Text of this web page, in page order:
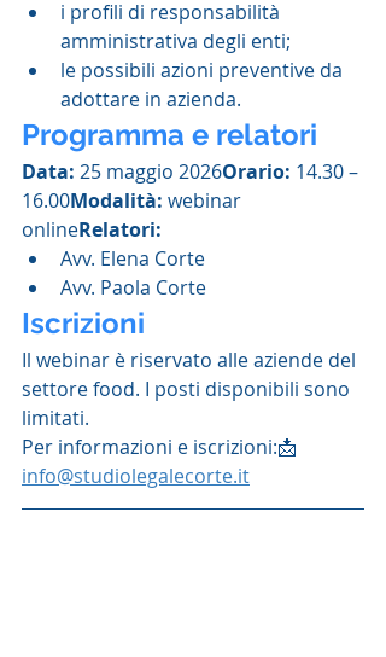
i profili di responsabilità
amministrativa degli enti;
le possibili azioni preventive da
adottare in azienda.
Programma e relatori
Data: 25 maggio 2026Orario: 14.30 –
16.00Modalità: webinar
onlineRelatori:
Avv. Elena Corte
Avv. Paola Corte
Iscrizioni
Il webinar è riservato alle aziende del
settore food. I posti disponibili sono
limitati.
Per informazioni e iscrizioni:📩
info@studiolegalecorte.it